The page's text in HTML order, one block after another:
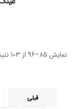
نمایش 85–96 از 103 نتیجه
قبلی